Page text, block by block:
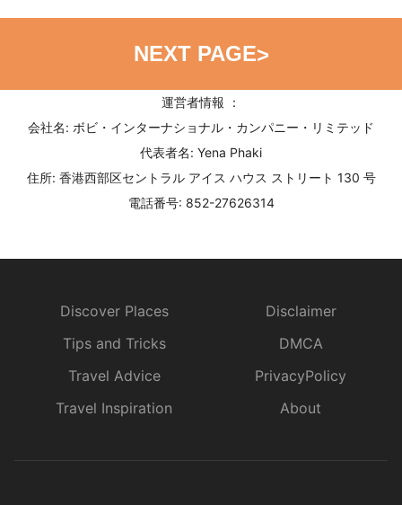
NEXT PAGE>
運営者情報 ：
会社名: ボビ・インターナショナル・カンパニー・リミテッド
代表者名: Yena Phaki
住所: 香港西部区セントラル アイス ハウス ストリート 130 号
電話番号: 852-27626314
Discover Places
Tips and Tricks
Travel Advice
Travel Inspiration
Disclaimer
DMCA
PrivacyPolicy
About